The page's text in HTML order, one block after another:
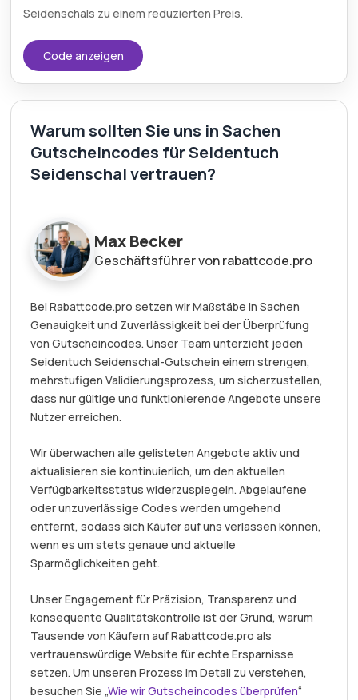
Seidenschals zu einem reduzierten Preis.
Code anzeigen
Warum sollten Sie uns in Sachen
Gutscheincodes für Seidentuch
Seidenschal vertrauen?
Max Becker
Geschäftsführer von rabattcode.pro
Bei Rabattcode.pro setzen wir Maßstäbe in Sachen
Genauigkeit und Zuverlässigkeit bei der Überprüfung
von Gutscheincodes. Unser Team unterzieht jeden
Seidentuch Seidenschal-Gutschein einem strengen,
mehrstufigen Validierungsprozess, um sicherzustellen,
dass nur gültige und funktionierende Angebote unsere
Nutzer erreichen.
Wir überwachen alle gelisteten Angebote aktiv und
aktualisieren sie kontinuierlich, um den aktuellen
Verfügbarkeitsstatus widerzuspiegeln. Abgelaufene
oder unzuverlässige Codes werden umgehend
entfernt, sodass sich Käufer auf uns verlassen können,
wenn es um stets genaue und aktuelle
Sparmöglichkeiten geht.
Unser Engagement für Präzision, Transparenz und
konsequente Qualitätskontrolle ist der Grund, warum
Tausende von Käufern auf Rabattcode.pro als
vertrauenswürdige Website für echte Ersparnisse
setzen. Um unseren Prozess im Detail zu verstehen,
besuchen Sie „Wie wir Gutscheincodes überprüfen“